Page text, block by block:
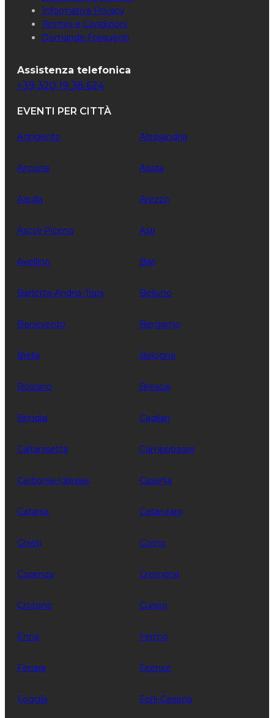
Informativa Privacy
Termini e Condizioni
Domande Frequenti
Assistenza telefonica
+39 320 19 38 624
EVENTI PER CITTÀ
Agrigento Alessandria
Ancona Aosta
Aquila Arezzo
Ascoli Piceno Asti
Avellino Bari
Barletta-Andria-Trani Belluno
Benevento Bergamo
Biella Bologna
Bolzano Brescia
Brindisi Cagliari
Caltanisetta Campobasso
Carbonia-Iglesias Caserta
Catania Catanzaro
Chieti Como
Cosenza Cremona
Crotone Cuneo
Enna Fermo
Ferrara Firenze
Foggia Forli-Cesena